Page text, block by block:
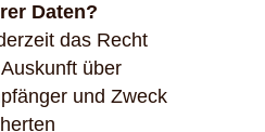
Daten?
das Recht
über
und Zweck